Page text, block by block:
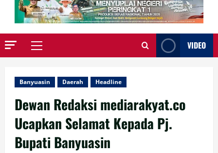
Primary
VIDEO
Banyuasin Daerah Headline
Dewan Redaksi mediarakyat.co
Ucapkan Selamat Kepada Pj.
Bupati Banyuasin